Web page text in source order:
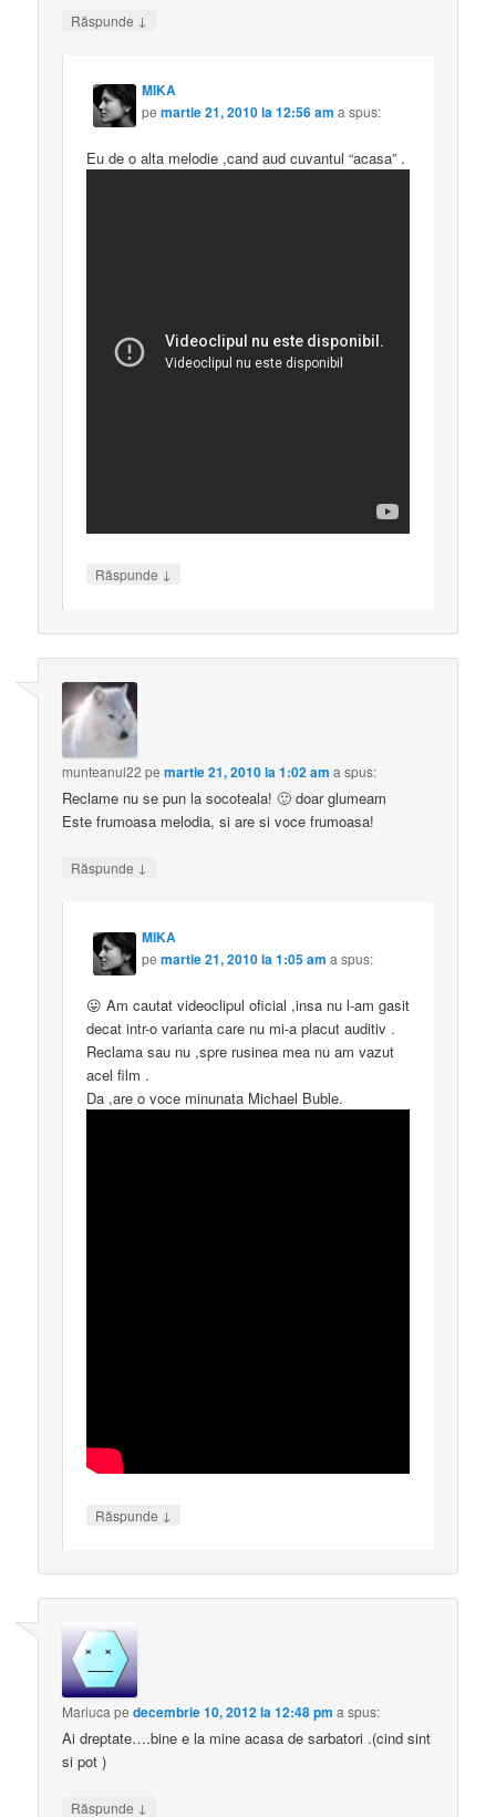
Răspunde ↓
MIKA
pemartie 21, 2010 la 12:56 am a spus:
Eu de o alta melodie ,cand aud cuvantul “acasa” .
Răspunde ↓
munteanul22 pemartie 21, 2010 la 1:02 am a spus:
Reclame nu se pun la socoteala! 🙂 doar glumeam
Este frumoasa melodia, si are si voce frumoasa!
Răspunde ↓
MIKA
pemartie 21, 2010 la 1:05 am a spus:
😛 Am cautat videoclipul oficial ,insa nu l-am gasit
decat intr-o varianta care nu mi-a placut auditiv .
Reclama sau nu ,spre rusinea mea nu am vazut
acel film .
Da ,are o voce minunata Michael Buble.
Răspunde ↓
Mariuca pedecembrie 10, 2012 la 12:48 pm a spus:
Ai dreptate….bine e la mine acasa de sarbatori .(cind sint
si pot )
Răspunde ↓